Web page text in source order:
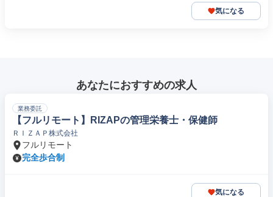
気になる
あなたにおすすめの求人
業務委託
【フルリモート】RIZAPの管理栄養士・保健師
ＲＩＺＡＰ株式会社
フルリモート
完全歩合制
気になる